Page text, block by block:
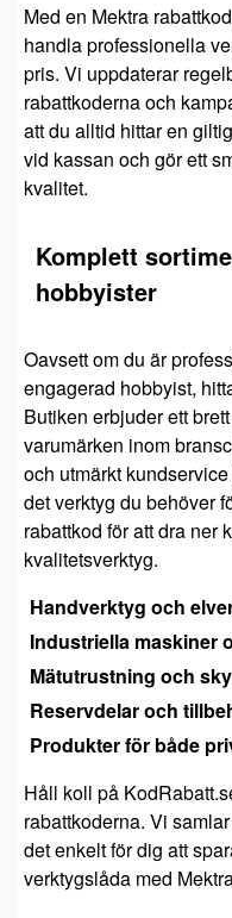
Med en Mektra
handla professionella
pris. Vi uppdaterar
rabattkoderna och
att du alltid hittar en
vid kassan och gör ett
kvalitet.
Komplett
hobbyister
Oavsett om du är
engagerad hobbyist,
Butiken erbjuder ett
varumärken inom
och utmärkt
det verktyg du behöver
rabattkod för att dra ner
kvalitetsverktyg.
Handverktyg och
Industriella maskiner
Mätutrustning och
Reservdelar och
Produkter för både
Håll koll på
rabattkoderna. Vi
det enkelt för dig att
verktygslåda med